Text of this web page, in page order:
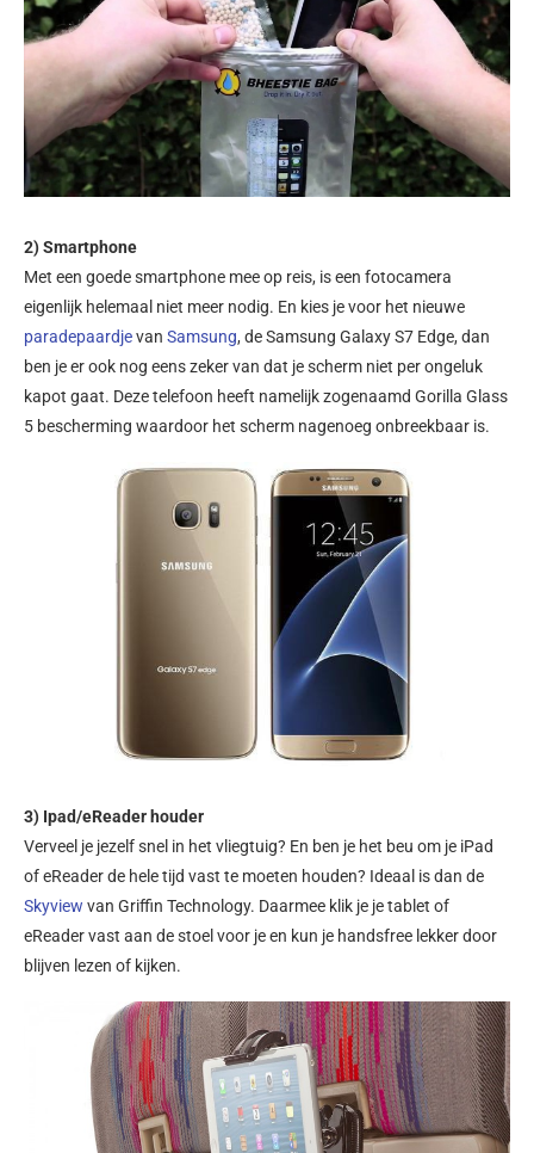
2) Smartphone
Met een goede smartphone mee op reis, is een fotocamera
eigenlijk helemaal niet meer nodig. En kies je voor het nieuwe
paradepaardjevan Samsung, deSamsung Galaxy S7 Edge, dan
ben je er ook nog eens zeker van dat je scherm niet per ongeluk
kapot gaat. Deze telefoon heeft namelijk zogenaamd Gorilla Glass
5 bescherming waardoor het scherm nagenoeg onbreekbaar is.
3) Ipad/eReader houder
Verveel je jezelf snel in het vliegtuig? En ben je het beu om je iPad
of eReader de hele tijd vast te moeten houden? Ideaal is dan de
Skyview van Griffin Technology. Daarmee klik je je tablet of
eReader vast aan de stoel voor je en kun je handsfree lekker door
blijven lezen of kijken.